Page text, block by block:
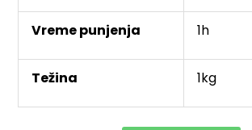
Vreme punjenja 1h
Težina 1kg